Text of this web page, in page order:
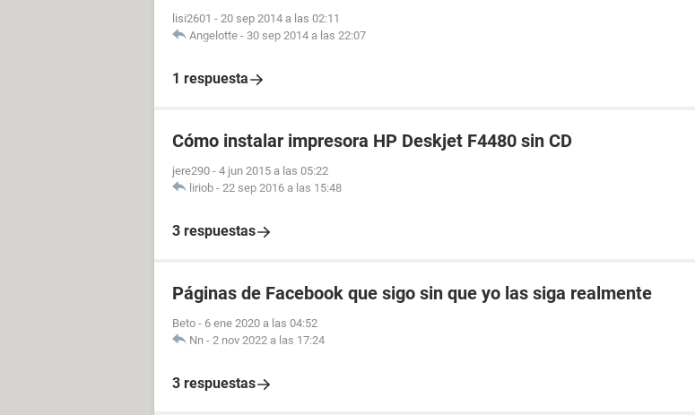
lisi2601 - 20 sep 2014 a las 02:11
Angelotte - 30 sep 2014 a las 22:07
1 respuesta
Cómo instalar impresora HP Deskjet F4480 sin CD
jere290 - 4 jun 2015 a las 05:22
liriob - 22 sep 2016 a las 15:48
3 respuestas
Páginas de Facebook que sigo sin que yo las siga realmente
Beto - 6 ene 2020 a las 04:52
Nn - 2 nov 2022 a las 17:24
3 respuestas